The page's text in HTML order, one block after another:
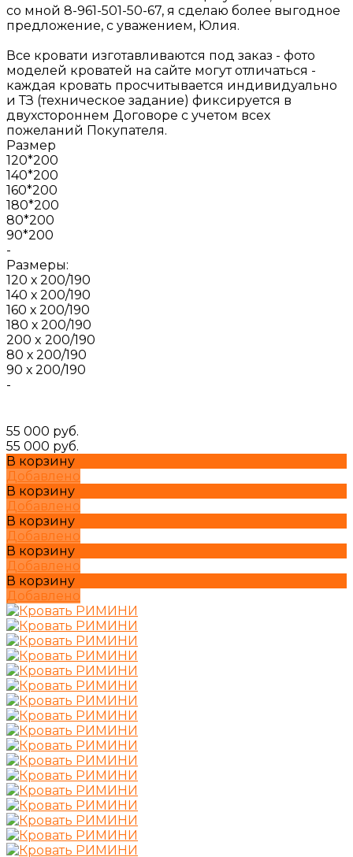
со мной 8-961-501-50-67, я сделаю более выгодное
предложение, с уважением, Юлия.
Все кровати изготавливаются под заказ - фото
моделей кроватей на сайте могут отличаться -
каждая кровать просчитывается индивидуально
и ТЗ (техническое задание) фиксируется в
двухстороннем Договоре с учетом всех
пожеланий Покупателя.
Размер
120*200
140*200
160*200
180*200
80*200
90*200
-
Размеры:
120 х 200/190
140 х 200/190
160 х 200/190
180 х 200/190
200 x 200/190
80 х 200/190
90 х 200/190
-
55 000 руб.
55 000 руб.
В корзину
Добавлено
В корзину
Добавлено
В корзину
Добавлено
В корзину
Добавлено
В корзину
Добавлено